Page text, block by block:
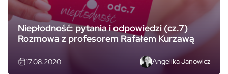
Niepłodność: pytania i odpowiedzi (cz.7)
Rozmowa z profesorem Rafałem Kurzawą
17.08.2020 Angelika Janowicz